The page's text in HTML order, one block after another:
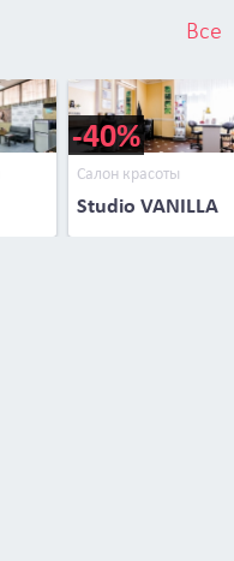
Все
-40%
Салон красоты
Studio VANILLA